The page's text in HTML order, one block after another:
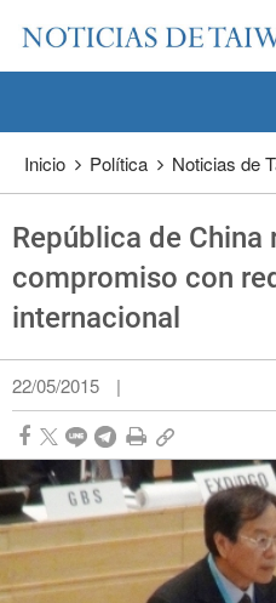
Pase a contenido principal
Inicio Política Noticias de
República de China
compromiso con
internacional
22/05/2015 |